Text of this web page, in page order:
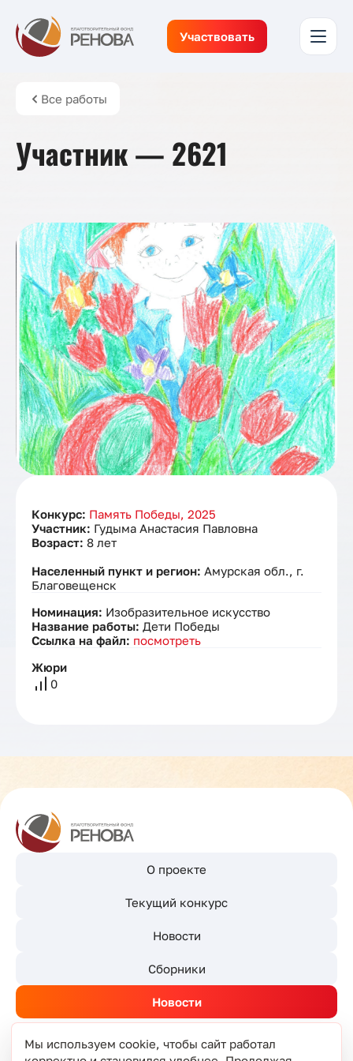
Участвовать
Все работы
Участник — 2621
Конкурс: Память Победы, 2025
Участник: Гудыма Анастасия Павловна
Возраст: 8 лет
Населенный пункт и регион: Амурская обл., г.
Благовещенск
Номинация: Изобразительное искусство
Название работы: Дети Победы
Ссылка на файл: посмотреть
Жюри
0
О проекте
Текущий конкурс
Новости
Сборники
Новости
Мы используем cookie, чтобы сайт работал